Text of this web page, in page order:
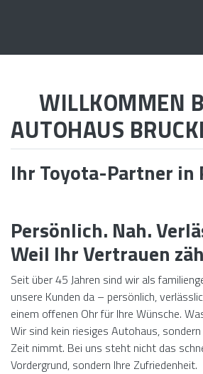
Qualität ist
ein Anspruch,
und unsere
uns
WILLKOMMEN
AUTOHAUS
Ihr Toyota-Partner
Persönlich. Nah.
Weil Ihr Vertrauen
Seit über 45 Jahren sind wir als
unsere Kunden da – persönlich,
einem offenen Ohr für Ihre Wünsche.
Wir sind kein riesiges Autohaus,
Zeit nimmt. Bei uns steht nicht das
Vordergrund, sondern Ihre Zufriedenheit.